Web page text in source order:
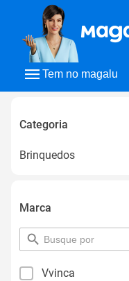
Tem no magalu
Categoria
Brinquedos
Marca
pesquisar
por
Vvinca